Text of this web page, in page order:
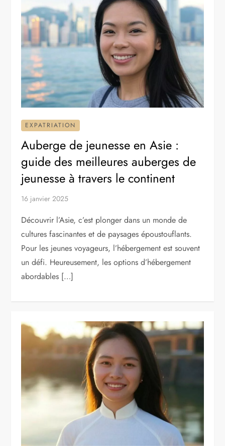
EXPATRIATION
Auberge de jeunesse en Asie :
guide des meilleures auberges de
jeunesse à travers le continent
16 janvier 2025
Découvrir l’Asie, c’est plonger dans un monde de
cultures fascinantes et de paysages époustouflants.
Pour les jeunes voyageurs, l’hébergement est souvent
un défi. Heureusement, les options d’hébergement
abordables […]